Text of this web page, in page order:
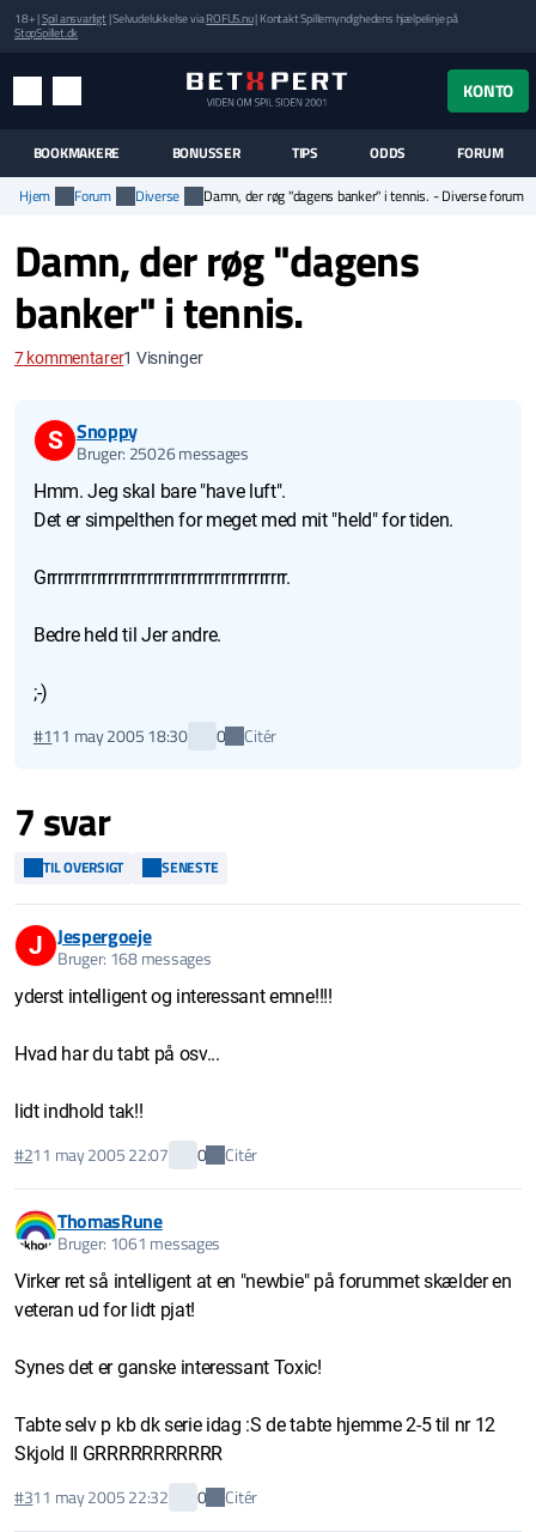
18+ |Spil ansvarligt| Selvudelukkelse viaROFUS.nu| Kontakt Spillemyndighedens hjælpelinje på
StopSpillet.dk
KONTO
MENUEN
BOOKMAKERE BONUSSER TIPS ODDS
FORUM
Hjem
Forum Diverse Damn, der røg "dagens banker" i tennis. - Diverse forum
Damn, der røg "dagens
banker" i tennis.
7kommentarer1 Visninger
S Snoppy
Bruger: 25026 messages
Hmm. Jeg skal bare "have luft".
Det er simpelthen for meget med mit "held" for tiden.
Grrrrrrrrrrrrrrrrrrrrrrrrrrrrrrrrrrrrrrrrrrr.
Bedre held til Jer andre.
;-)
#111 may 2005 18:30 0 Citér
7 svar
TIL OVERSIGT SENESTE
J Jespergoeje
Bruger: 168 messages
yderst intelligent og interessant emne!!!!
Hvad har du tabt på osv...
lidt indhold tak!!
#211 may 2005 22:07 0 Citér
ThomasRune
Bruger: 1061 messages
Virker ret så intelligent at en "newbie" på forummet skælder en
veteran ud for lidt pjat!
Synes det er ganske interessant Toxic!
Tabte selv p kb dk serie idag :S de tabte hjemme 2-5 til nr 12
Skjold II GRRRRRRRRRRR
#311 may 2005 22:32 0 Citér